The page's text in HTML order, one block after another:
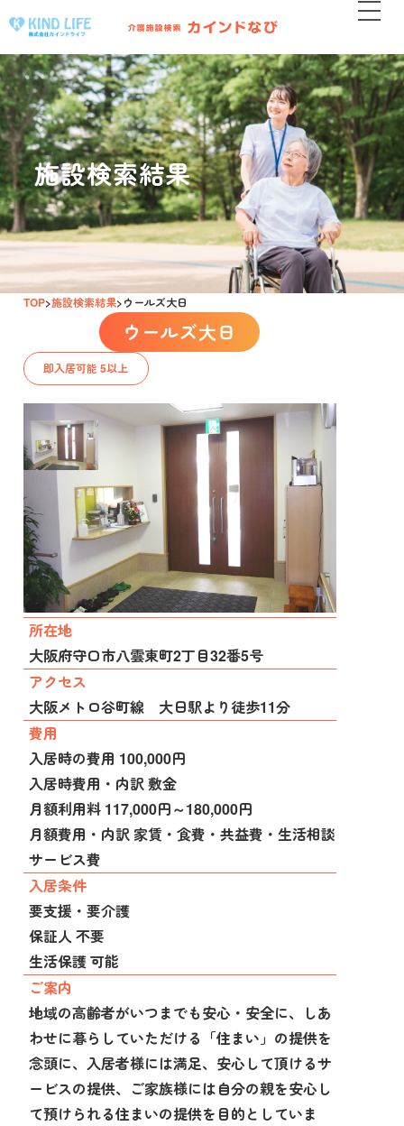
施設検索結果
TOP 施設検索結果 ウールズ大日
ウールズ大日
即入居可能 5以上
施設種別
サービス付き高齢者向け住宅
所在地
大阪府守口市八雲東町2丁目32番5号
アクセス
大阪メトロ谷町線 大日駅より徒歩11分
費用
入居時の費用 100,000円
入居時費用・内訳 敷金
月額利用料 117,000円～180,000円
月額費用・内訳 家賃・食費・共益費・生活相談
サービス費
入居条件
要支援・要介護
保証人 不要
生活保護 可能
ご案内
地域の高齢者がいつまでも安心・安全に、しあ
わせに暮らしていただける「住まい」の提供を
念頭に、入居者様には満足、安心して頂けるサ
ービスの提供、ご家族様には自分の親を安心し
て預けられる住まいの提供を目的としていま